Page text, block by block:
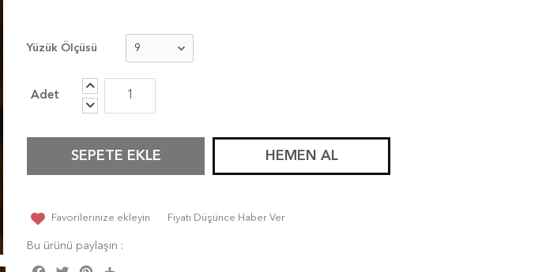
Yüzük Ölçüsü
SEPETE EKLE HEMEN AL
Favorilerinize ekleyin Fiyatı Düşünce Haber Ver
Bu ürünü paylaşın :
Facebook
Twitter Pinterest